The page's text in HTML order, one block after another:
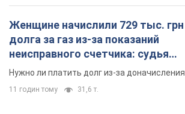
Женщине начислили 729 тыс. грн
долга за газ из-за показаний
неисправного счетчика: судья
вынес неожиданное решение
Нужно ли платить долг из-за доначисления
11 годин тому 31,6 т.